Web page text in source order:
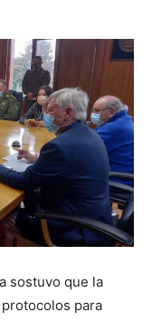
sostuvo que la
para